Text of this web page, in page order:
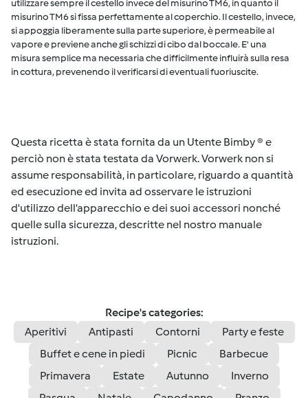
utilizzare sempre il cestello invece del misurino TM6, in quanto il
misurino TM6 si fissa perfettamente al coperchio. Il cestello, invece,
si appoggia liberamente sulla parte superiore, è permeabile al
vapore e previene anche gli schizzi di cibo dal boccale. E' una
misura semplice ma necessaria che difficilmente influirà sulla resa
in cottura, prevenendo il verificarsi di eventuali fuoriuscite.
Questa ricetta è stata fornita da un Utente Bimby ® e
perciò non è stata testata da Vorwerk. Vorwerk non si
assume responsabilità, in particolare, riguardo a quantità
ed esecuzione ed invita ad osservare le istruzioni
d'utilizzo dell’apparecchio e dei suoi accessori nonché
quelle sulla sicurezza, descritte nel nostro manuale
istruzioni.
Recipe's categories:
Aperitivi
Antipasti Contorni
Party e feste
Buffet e cene in piedi
Picnic
Barbecue
Primavera
Estate Autunno
Inverno